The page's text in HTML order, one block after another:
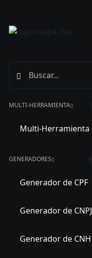
MULTI-HERRAMIENTA
Multi-Herramienta
GENERADORES
Generador de CPF
Generador de CNPJ
Generador de CNH